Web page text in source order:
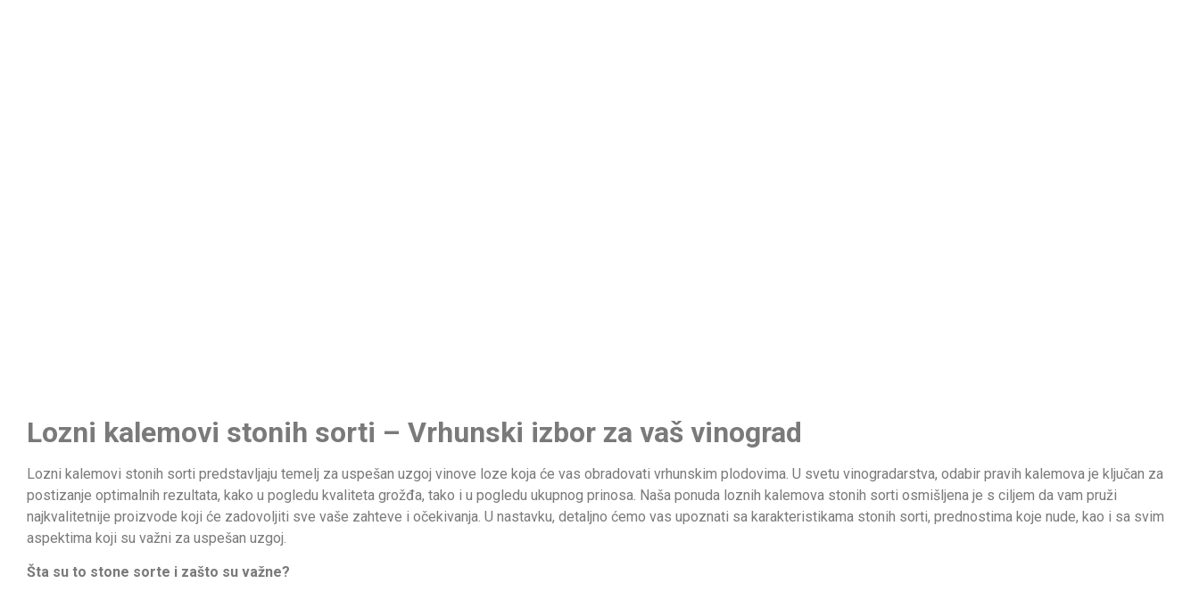
Lozni kalemovi stonih sorti – Vrhunski izbor za vaš vinograd
Lozni kalemovi stonih sorti predstavljaju temelj za uspešan uzgoj vinove loze koja će vas obradovati vrhunskim plodovima. U svetu vinogradarstva, odabir pravih kalemova je ključan za
postizanje optimalnih rezultata, kako u pogledu kvaliteta grožđa, tako i u pogledu ukupnog prinosa. Naša ponuda loznih kalemova stonih sorti osmišljena je s ciljem da vam pruži
najkvalitetnije proizvode koji će zadovoljiti sve vaše zahteve i očekivanja. U nastavku, detaljno ćemo vas upoznati sa karakteristikama stonih sorti, prednostima koje nude, kao i sa svim
aspektima koji su važni za uspešan uzgoj.
Šta su to stone sorte i zašto su važne?